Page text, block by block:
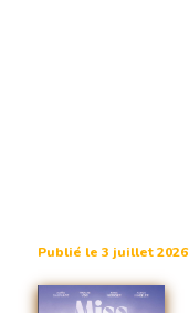
Publié le 3 juillet 2026